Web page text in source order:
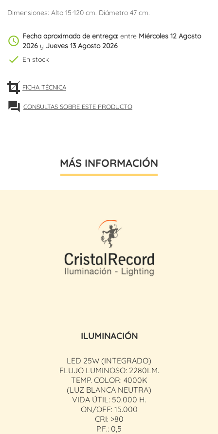
Dimensiones: Alto 15-120 cm. Diámetro 47 cm.
schedule Fecha aproximada de entrega: entre Miércoles 12 Agosto
2026 y Jueves 13 Agosto 2026
check En stock
FICHA TÉCNICA
forum CONSULTAS SOBRE ESTE PRODUCTO
MÁS INFORMACIÓN
ILUMINACIÓN
LED 25W (INTEGRADO)
FLUJO LUMINOSO: 2280LM.
TEMP. COLOR: 4000K
(LUZ BLANCA NEUTRA)
VIDA ÚTIL: 50.000 H.
ON/OFF: 15.000
CRI: >80
P.F.: 0,5